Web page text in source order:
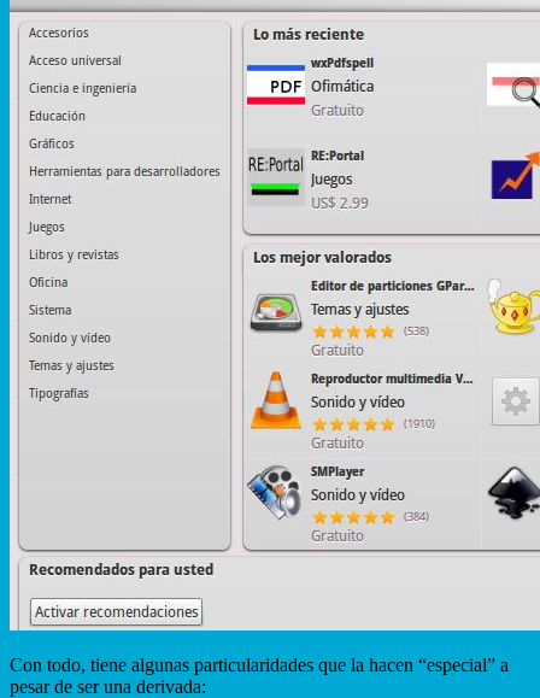
Con todo, tiene algunas particularidades que la hacen “especial” a
pesar de ser una derivada: